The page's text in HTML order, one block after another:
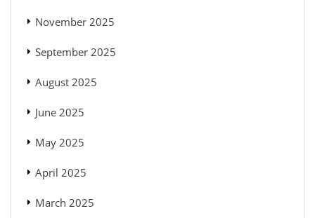
November 2025
September 2025
August 2025
June 2025
May 2025
April 2025
March 2025